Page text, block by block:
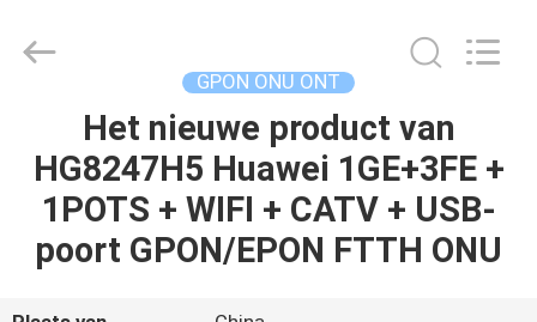
PRODUCTEN
ONGEVEER
LIMITED.
GPON ONU ONT
Het nieuwe product van
HG8247H5 Huawei 1GE+3FE +
1POTS + WIFI + CATV + USB-
poort GPON/EPON FTTH ONU